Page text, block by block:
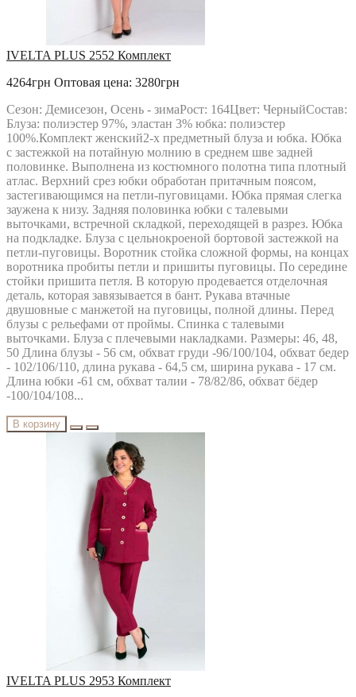
IVELTA PLUS 2552 Комплект
4264грн Оптовая цена: 3280грн
Сезон: Демисезон, Осень - зимаРост: 164Цвет: ЧерныйСостав:
Блуза: полиэстер 97%, эластан 3% юбка: полиэстер
100%.Комплект женский2-х предметный блуза и юбка. Юбка
с застежкой на потайную молнию в среднем шве задней
половинке. Выполнена из костюмного полотна типа плотный
атлас. Верхний срез юбки обработан притачным поясом,
застегивающимся на петли-пуговицами. Юбка прямая слегка
заужена к низу. Задняя половинка юбки с талевыми
выточками, встречной складкой, переходящей в разрез. Юбка
на подкладке. Блуза с цельнокроеной бортовой застежкой на
петли-пуговицы. Воротник стойка сложной формы, на концах
воротника пробиты петли и пришиты пуговицы. По середине
стойки пришита петля. В которую продевается отделочная
деталь, которая завязывается в бант. Рукава втачные
двушовные с манжетой на пуговицы, полной длины. Перед
блузы с рельефами от проймы. Спинка с талевыми
выточками. Блуза с плечевыми накладками. Размеры: 46, 48,
50 Длина блузы - 56 см, обхват груди -96/100/104, обхват бедер
- 102/106/110, длина рукава - 64,5 см, ширина рукава - 17 см.
Длина юбки -61 см, обхват талии - 78/82/86, обхват бёдер
-100/104/108...
В корзину
IVELTA PLUS 2953 Комплект